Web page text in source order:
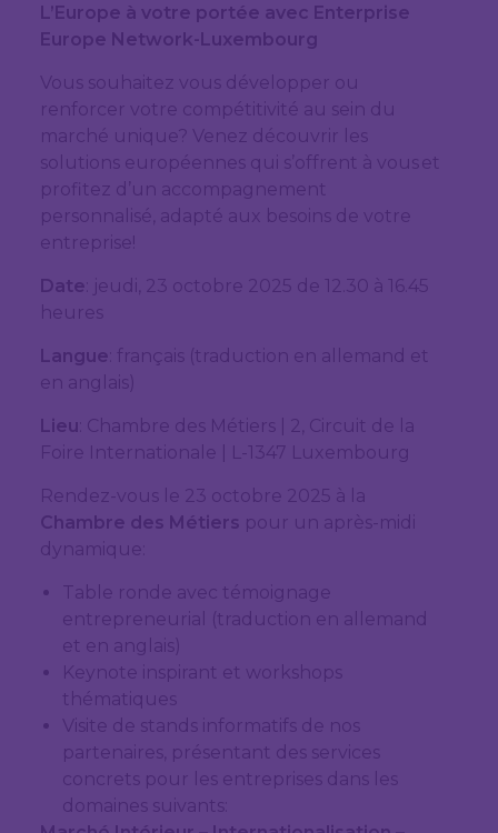
L’Europe à votre portée avec Enterprise
Europe Network-Luxembourg
Vous souhaitez vous développer ou
renforcer votre compétitivité au sein du
marché unique? Venez découvrir les
solutions européennes qui s’offrent à vous et
profitez d’un accompagnement
personnalisé, adapté aux besoins de votre
entreprise!
Date : jeudi, 23 octobre 2025 de 12.30 à 16.45
heures
Langue : français (traduction en allemand et
en anglais)
Lieu : Chambre des Métiers | 2, Circuit de la
Foire Internationale | L-1347 Luxembourg
Rendez-vous le 23 octobre 2025 à la
Chambre des Métiers pour un après-midi
dynamique:
Table ronde avec témoignage
entrepreneurial (traduction en allemand
et en anglais)
Keynote inspirant et workshops
thématiques
Visite de stands informatifs de nos
partenaires, présentant des services
concrets pour les entreprises dans les
domaines suivants: